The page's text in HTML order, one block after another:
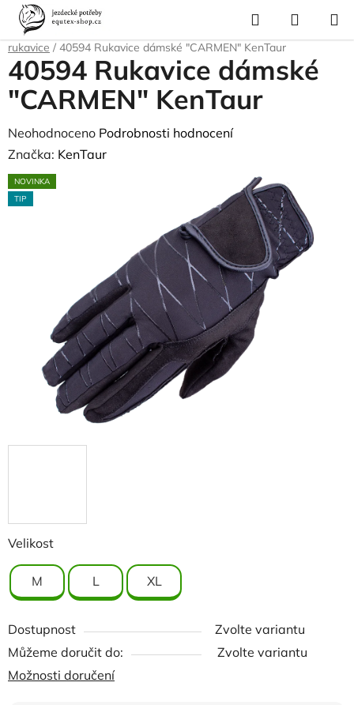
Přejít
obsah
Hledat
KOŠÍK
Domů
Pro jezdce
rukavice / 40594 Rukavice dámské "CARMEN" KenTaur
Velikost
M L XL
Dostupnost
Zvolte variantu
Můžeme doručit do:
Zvolte variantu
Možnosti doručení
40594 Rukavice dámské
"CARMEN" KenTaur
Průměrné
hodnocení
produktu
je
Neohodnoceno Podrobnosti hodnocení
Značka: KenTaur
NOVINKA
TIP